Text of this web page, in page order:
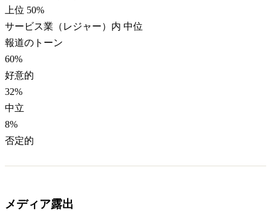
上位 50%
サービス業（レジャー）内 中位
報道のトーン
60%
好意的
32%
中立
8%
否定的
メディア露出